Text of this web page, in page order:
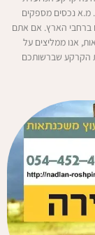
מ.א נכסים מספקים
ברחבי הארץ. אם אתם
אנו ממליצים על
הקרקע שברשותכם